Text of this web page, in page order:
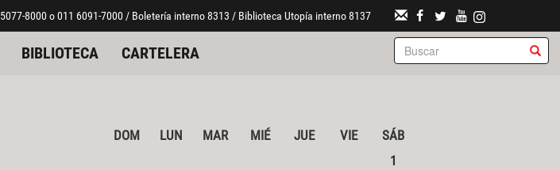
8000 o 011 6091-7000 / Boletería interno 8313 / Biblioteca Utopía interno 8137
BIBLIOTECA CARTELERA
DOM LUN MAR MIÉ JUE VIE
SÁB
1